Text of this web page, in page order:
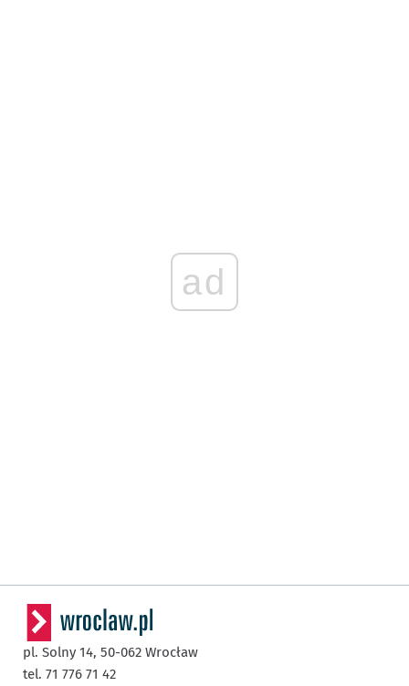
ad
pl. Solny 14, 50-062 Wrocław
tel. 71 776 71 42